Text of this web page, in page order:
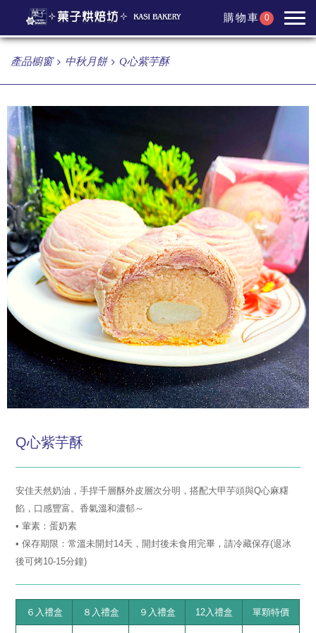
購物車 0
產品櫥窗 中秋月餅 Q心紫芋酥
Q心紫芋酥
安佳天然奶油，手捍千層酥外皮層次分明，搭配大甲芋頭與Q心麻糬
餡，口感豐富。香氣溫和濃郁～
• 葷素：蛋奶素
• 保存期限：常溫未開封14天，開封後未食用完畢，請冷藏保存(退冰
後可烤10-15分鐘)
６入禮盒 ８入禮盒 ９入禮盒 12入禮盒 單顆特價